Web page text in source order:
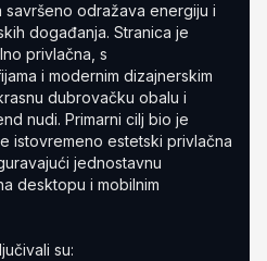
savršeno odražava energiju i
događanja. Stranica je
privlačna, s
i modernim dizajnerskim
dubrovačku obalu i
nudi. Primarni cilj bio je
istovremeno estetski privlačna
jednostavnu
desktopu i mobilnim
su: